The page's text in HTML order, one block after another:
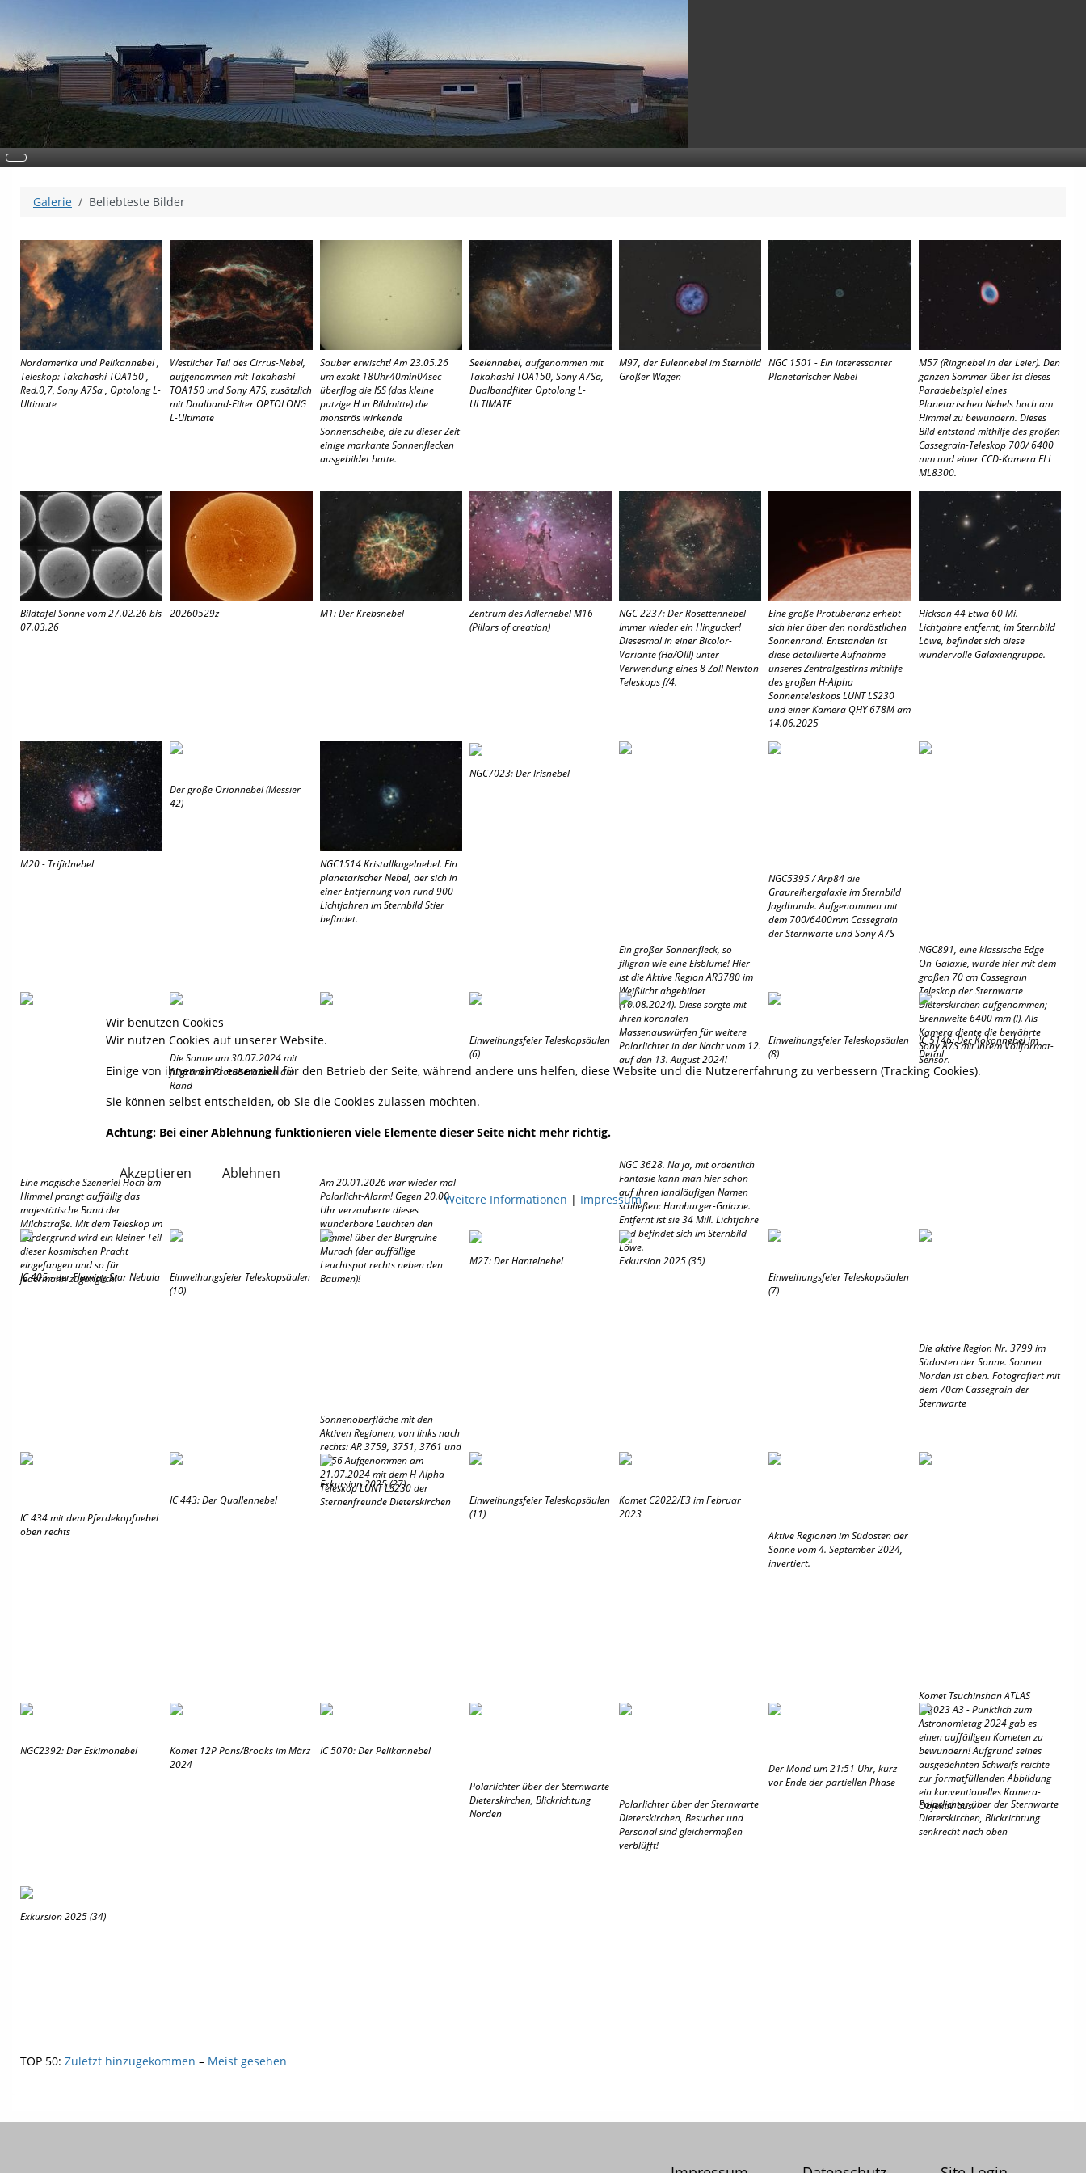
Galerie Beliebteste Bilder
Nordamerika und Pelikannebel ,
Teleskop: Takahashi TOA150 ,
Red.0,7, Sony A7Sa , Optolong L-
Ultimate
Westlicher Teil des Cirrus-Nebel,
aufgenommen mit Takahashi
TOA150 und Sony A7S, zusätzlich
mit Dualband-Filter OPTOLONG
L-Ultimate
Sauber erwischt! Am 23.05.26
um exakt 18Uhr40min04sec
überflog die ISS (das kleine
putzige H in Bildmitte) die
monströs wirkende
Sonnenscheibe, die zu dieser Zeit
einige markante Sonnenflecken
ausgebildet hatte.
Seelennebel, aufgenommen mit
Takahashi TOA150, Sony A7Sa,
Dualbandfilter Optolong L-
ULTIMATE
M97, der Eulennebel im Sternbild
Großer Wagen
NGC 1501 - Ein interessanter
Planetarischer Nebel
M57 (Ringnebel in der Leier). Den
ganzen Sommer über ist dieses
Paradebeispiel eines
Planetarischen Nebels hoch am
Himmel zu bewundern. Dieses
Bild entstand mithilfe des großen
Cassegrain-Teleskop 700/ 6400
mm und einer CCD-Kamera FLI
ML8300.
Bildtafel Sonne vom 27.02.26 bis
07.03.26
20260529z M1: Der Krebsnebel
Zentrum des Adlernebel M16
(Pillars of creation)
NGC 2237: Der Rosettennebel
Immer wieder ein Hingucker!
Diesesmal in einer Bicolor-
Variante (Ha/OIII) unter
Verwendung eines 8 Zoll Newton
Teleskops f/4.
Eine große Protuberanz erhebt
sich hier über den nordöstlichen
Sonnenrand. Entstanden ist
diese detaillierte Aufnahme
unseres Zentralgestirns mithilfe
des großen H-Alpha
Sonnenteleskops LUNT LS230
und einer Kamera QHY 678M am
14.06.2025
Hickson 44 Etwa 60 Mi.
Lichtjahre entfernt, im Sternbild
Löwe, befindet sich diese
wundervolle Galaxiengruppe.
M20 - Trifidnebel
Der große Orionnebel (Messier
42)
NGC1514 Kristallkugelnebel. Ein
planetarischer Nebel, der sich in
einer Entfernung von rund 900
Lichtjahren im Sternbild Stier
befindet.
NGC7023: Der Irisnebel
Ein großer Sonnenfleck, so
filigran wie eine Eisblume! Hier
ist die Aktive Region AR3780 im
Weißlicht abgebildet
(10.08.2024). Diese sorgte mit
ihren koronalen
Massenauswürfen für weitere
Polarlichter in der Nacht vom 12.
auf den 13. August 2024!
NGC5395 / Arp84 die
Graureihergalaxie im Sternbild
Jagdhunde. Aufgenommen mit
dem 700/6400mm Cassegrain
der Sternwarte und Sony A7S
NGC891, eine klassische Edge
On-Galaxie, wurde hier mit dem
großen 70 cm Cassegrain
Teleskop der Sternwarte
Dieterskirchen aufgenommen;
Brennweite 6400 mm (!). Als
Kamera diente die bewährte
Sony A7S mit ihrem Vollformat-
Sensor.
Eine magische Szenerie! Hoch am
Himmel prangt auffällig das
majestätische Band der
Milchstraße. Mit dem Teleskop im
Vordergrund wird ein kleiner Teil
dieser kosmischen Pracht
eingefangen und so für
jedermann zugänglich!
Die Sonne am 30.07.2024 mit
filigranen Protuberanzen am
Rand
Am 20.01.2026 war wieder mal
Polarlicht-Alarm! Gegen 20.00
Uhr verzauberte dieses
wunderbare Leuchten den
Himmel über der Burgruine
Murach (der auffällige
Leuchtspot rechts neben den
Bäumen)!
Einweihungsfeier Teleskopsäulen
(6)
NGC 3628. Na ja, mit ordentlich
Fantasie kann man hier schon
auf ihren landläufigen Namen
schließen: Hamburger-Galaxie.
Entfernt ist sie 34 Mill. Lichtjahre
und befindet sich im Sternbild
Löwe.
Einweihungsfeier Teleskopsäulen
(8)
IC 5146: Der Kokonnebel im
Detail
IC 405 - der Flaming Star Nebula
Einweihungsfeier Teleskopsäulen
(10)
Sonnenoberfläche mit den
Aktiven Regionen, von links nach
rechts: AR 3759, 3751, 3761 und
3756 Aufgenommen am
21.07.2024 mit dem H-Alpha
Teleskop LUNT LS230 der
Sternenfreunde Dieterskirchen
M27: Der Hantelnebel
Exkursion 2025 (35)
Einweihungsfeier Teleskopsäulen
(7)
Die aktive Region Nr. 3799 im
Südosten der Sonne. Sonnen
Norden ist oben. Fotografiert mit
dem 70cm Cassegrain der
Sternwarte
IC 434 mit dem Pferdekopfnebel
oben rechts
IC 443: Der Quallennebel
Exkursion 2025 (27)
Einweihungsfeier Teleskopsäulen
(11)
Komet C2022/E3 im Februar
2023
Aktive Regionen im Südosten der
Sonne vom 4. September 2024,
invertiert.
Komet Tsuchinshan ATLAS
C/2023 A3 - Pünktlich zum
Astronomietag 2024 gab es
einen auffälligen Kometen zu
bewundern! Aufgrund seines
ausgedehnten Schweifs reichte
zur formatfüllenden Abbildung
ein konventionelles Kamera-
Objektiv aus.
NGC2392: Der Eskimonebel
Komet 12P Pons/Brooks im März
2024
IC 5070: Der Pelikannebel
Polarlichter über der Sternwarte
Dieterskirchen, Blickrichtung
Norden
Polarlichter über der Sternwarte
Dieterskirchen, Besucher und
Personal sind gleichermaßen
verblüfft!
Der Mond um 21:51 Uhr, kurz
vor Ende der partiellen Phase
Polarlichter über der Sternwarte
Dieterskirchen, Blickrichtung
senkrecht nach oben
Exkursion 2025 (34)
TOP 50: Zuletzt hinzugekommen – Meist gesehen
Wir benutzen Cookies
Wir nutzen Cookies auf unserer Website.
Einige von ihnen sind essenziell für den Betrieb der Seite, während andere uns helfen, diese Website und die Nutzererfahrung zu verbessern (Tracking Cookies).
Sie können selbst entscheiden, ob Sie die Cookies zulassen möchten.
Achtung: Bei einer Ablehnung funktionieren viele Elemente dieser Seite nicht mehr richtig.
Akzeptieren Ablehnen
Weitere Informationen | Impressum